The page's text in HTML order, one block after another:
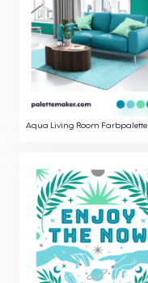
Aqua Living Room Farbpalette